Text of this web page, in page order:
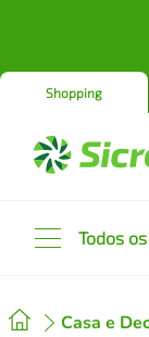
Shopping
Todos
Casa e